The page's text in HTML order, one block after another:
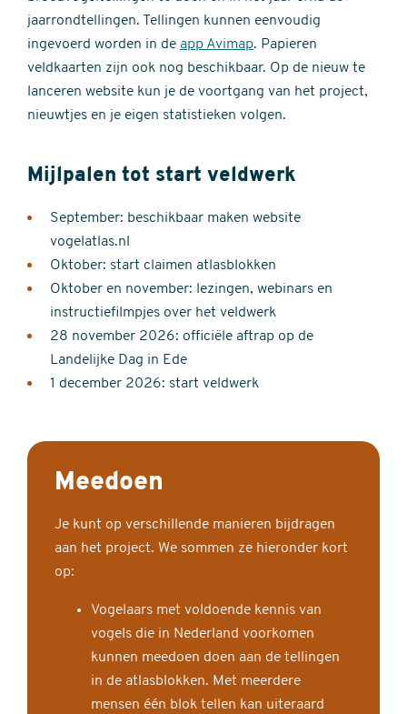
jaarrondtellingen. Tellingen kunnen eenvoudig
ingevoerd worden in de app Avimap. Papieren
veldkaarten zijn ook nog beschikbaar. Op de nieuw te
lanceren website kun je de voortgang van het project,
nieuwtjes en je eigen statistieken volgen.
Mijlpalen tot start veldwerk
September: beschikbaar maken website
vogelatlas.nl
Oktober: start claimen atlasblokken
Oktober en november: lezingen, webinars en
instructiefilmpjes over het veldwerk
28 november 2026: officiële aftrap op de
Landelijke Dag in Ede
1 december 2026: start veldwerk
Meedoen
Je kunt op verschillende manieren bijdragen
aan het project. We sommen ze hieronder kort
op:
Vogelaars met voldoende kennis van
vogels die in Nederland voorkomen
kunnen meedoen doen aan de tellingen
in de atlasblokken. Met meerdere
mensen één blok tellen kan uiteraard